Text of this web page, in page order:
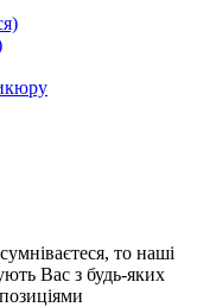
то наші
Вас з будь-яких